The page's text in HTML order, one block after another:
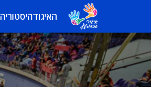
האיגודהיסטוריה